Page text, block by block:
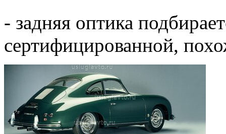
- задняя оптика
сертифицированной,